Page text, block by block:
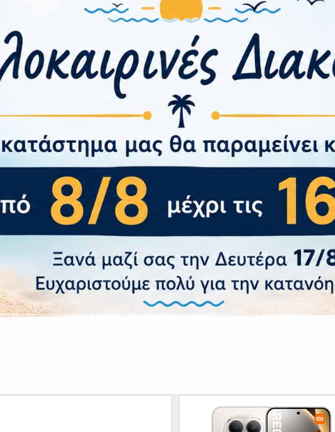
Fi 802.11 a/b/g/n/ac/6, dual-band, Wi-Fi Direct, hotspot
Ναι
Μπαταρία Όχι
Μπαταρίας Li-Po 3700 mAh (Fast charging 25W, 50% in 30
Όχι
αποτύπωμα Ναι